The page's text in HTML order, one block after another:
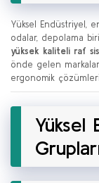
Yüksel Endüstriyel,
odalar, depolama
yüksek kaliteli raf
önde gelen
ergonomik
Yüksel